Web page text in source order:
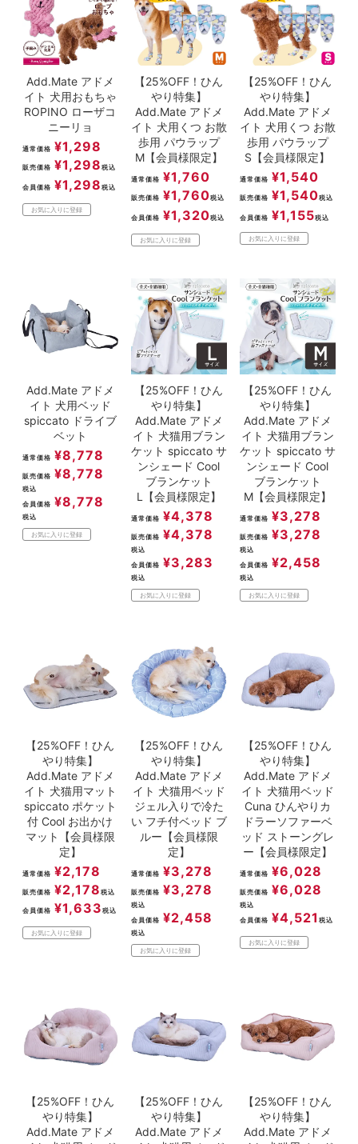
Add.Mate アドメ
イト 犬用おもちゃ
ROPINO ローザコ
ニーリョ
通常価格 ¥1,298
販売価格 ¥1,298 税込
会員価格 ¥1,298 税込
お気に入りに登録
【25%OFF！ひん
やり特集】
Add.Mate アドメ
イト 犬用くつ お散
歩用 パウラップ
M【会員様限定】
通常価格 ¥1,760
販売価格 ¥1,760税込
会員価格 ¥1,320税込
お気に入りに登録
【25%OFF！ひん
やり特集】
Add.Mate アドメ
イト 犬用くつ お散
歩用 パウラップ
S【会員様限定】
通常価格 ¥1,540
販売価格 ¥1,540税込
会員価格 ¥1,155税込
お気に入りに登録
Add.Mate アドメ
イト 犬用ベッド
spiccato ドライブ
ベット
通常価格 ¥8,778
販売価格 ¥8,778
税込
会員価格 ¥8,778
税込
お気に入りに登録
【25%OFF！ひん
やり特集】
Add.Mate アドメ
イト 犬猫用ブラン
ケット spiccato サ
ンシェード Cool
ブランケット
L【会員様限定】
通常価格 ¥4,378
販売価格 ¥4,378
税込
会員価格 ¥3,283
税込
お気に入りに登録
【25%OFF！ひん
やり特集】
Add.Mate アドメ
イト 犬猫用ブラン
ケット spiccato サ
ンシェード Cool
ブランケット
M【会員様限定】
通常価格 ¥3,278
販売価格 ¥3,278
税込
会員価格 ¥2,458
税込
お気に入りに登録
【25%OFF！ひん
やり特集】
Add.Mate アドメ
イト 犬猫用マット
spiccato ポケット
付 Cool お出かけ
マット【会員様限
定】
通常価格 ¥2,178
販売価格 ¥2,178 税込
会員価格 ¥1,633 税込
お気に入りに登録
【25%OFF！ひん
やり特集】
Add.Mate アドメ
イト 犬猫用ベッド
ジェル入りで冷た
い フチ付ベッド ブ
ルー【会員様限
定】
通常価格 ¥3,278
販売価格 ¥3,278
税込
会員価格 ¥2,458
税込
お気に入りに登録
【25%OFF！ひん
やり特集】
Add.Mate アドメ
イト 犬猫用ベッド
Cuna ひんやりカ
ドラーソファーベ
ッド ストーングレ
ー【会員様限定】
通常価格 ¥6,028
販売価格 ¥6,028
税込
会員価格 ¥4,521 税込
お気に入りに登録
【25%OFF！ひん
やり特集】
Add.Mate アドメ
【25%OFF！ひん
やり特集】
Add.Mate アドメ
【25%OFF！ひん
やり特集】
Add.Mate アドメ